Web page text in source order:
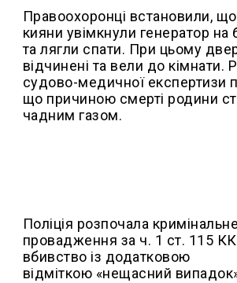
Правоохоронці встановили,
кияни увімкнули генератор на
та лягли спати. При цьому
відчинені та вели до кімнати.
судово-медичної експертизи
що причиною смерті родини
чадним газом.
Поліція розпочала кримінальне
провадження за ч. 1 ст. 115
вбивство із додатковою
відміткою «нещасний